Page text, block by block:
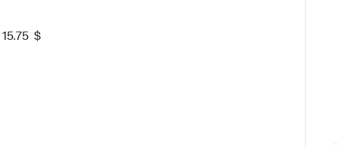
15.75 $